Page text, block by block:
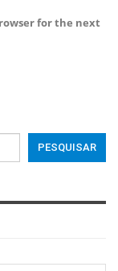
for the next
PESQUISAR